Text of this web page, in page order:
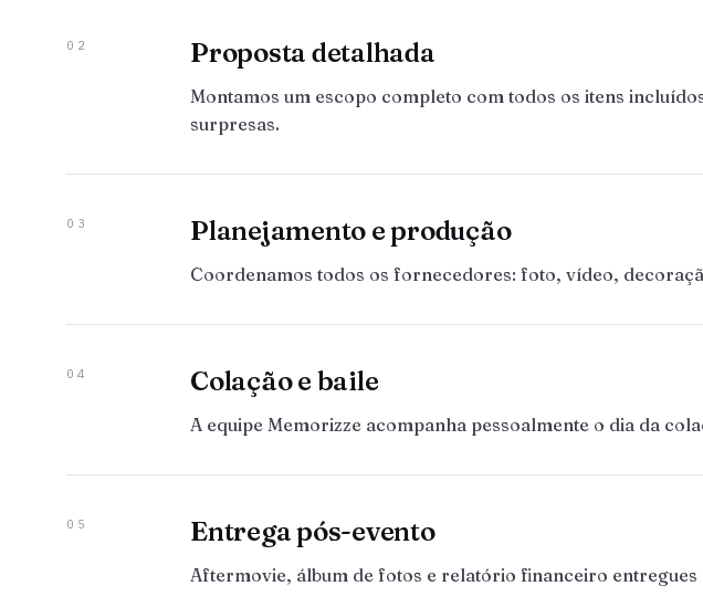
02 Proposta detalhada
Montamos um escopo completo com todos os itens
surpresas.
03 Planejamento e produção
Coordenamos todos os fornecedores: foto, vídeo,
04 Colação e baile
A equipe Memorizze acompanha pessoalmente o dia da
05 Entrega pós-evento
Aftermovie, álbum de fotos e relatório financeiro